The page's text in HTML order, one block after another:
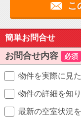
こ
簡単お問合せ